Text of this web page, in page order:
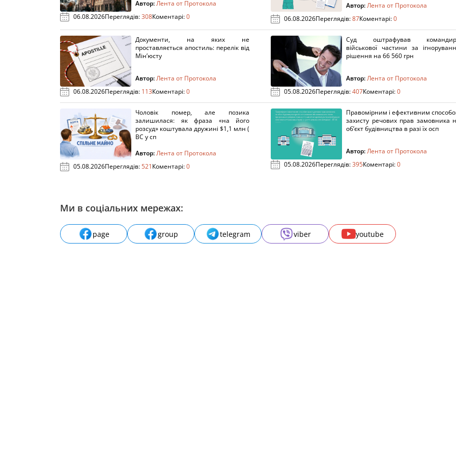
Автор:Лента от Протокола
06.08.2026Переглядів:308Коментарі:0
Автор:Лента от Протокола
06.08.2026Переглядів:87Коментарі:0
Документи, на яких не
проставляється апостиль: перелік від
Мін’юсту
Автор:Лента от Протокола
06.08.2026Переглядів: 113Коментарі:0
Суд оштрафував
військової частини за
рішення на 66 560 грн
Автор:Лента от Протокола
05.08.2026Переглядів:407Коментарі:0
Чоловік помер, але позика
залишилася: як фраза «на його
розсуд» коштувала дружині $1,1 млн (
ВС у сп
Автор:Лента от Протокола
05.08.2026Переглядів:521Коментарі:0
Правомірним і ефективним
захисту речових прав замовника
об’єкт будівництва в разі їх осп
Автор:Лента от Протокола
05.08.2026Переглядів:395Коментарі:0
Ми в соціальних мережах:
page group telegram viber youtube